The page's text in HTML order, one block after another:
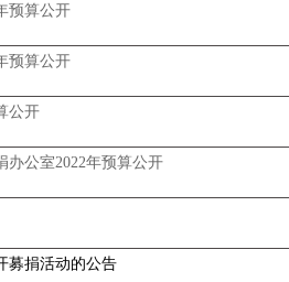
预算公开
预算公开
公开
办公室2022年预算公开
募捐活动的公告